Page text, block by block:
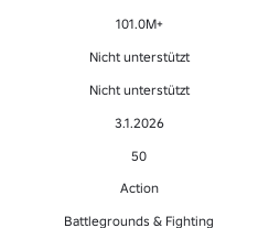
101.0M+
Nicht unterstützt
Nicht unterstützt
3.1.2026
50
Action
Battlegrounds & Fighting